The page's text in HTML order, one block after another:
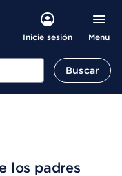
Inicie sesión Menu
Buscar
los padres